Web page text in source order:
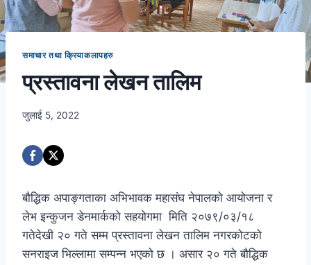
समाचार तथा क्रियाकलापहरु
प्रस्तावना लेखन तालिम
जुलाई 5, 2022
बौद्धिक अपाङ्गताका अभिभावक महासंघ नेपालको आयोजना र
लेभ इन्कुजन डेनमार्कको सहयोगमा मिति २०७९/०३/१८
गतेदेखी २० गते सम्म प्रस्तावना लेखन तालिम नगरकोटको
सनराइज भिल्लामा सम्पन्न भएको छ । असार २० गते बौद्धिक